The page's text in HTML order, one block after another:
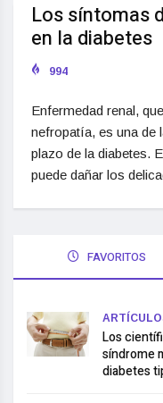
Los síntomas
en la diabetes
994
Enfermedad renal,
nefropatía, es una de
plazo de la diabetes.
puede dañar los
FAVORITOS
Los
síndrome
diabetes